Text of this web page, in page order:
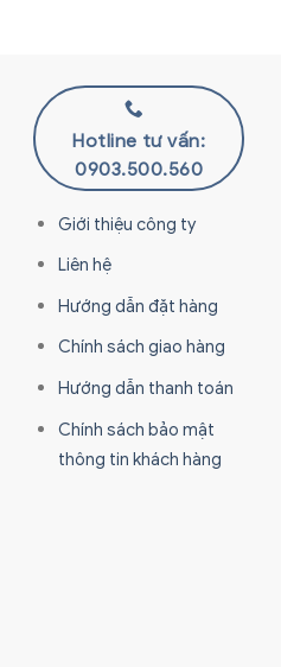
Hotline tư vấn:
0903.500.560
Giới thiệu công ty
Liên hệ
Hướng dẫn đặt hàng
Chính sách giao hàng
Hướng dẫn thanh toán
Chính sách bảo mật
thông tin khách hàng